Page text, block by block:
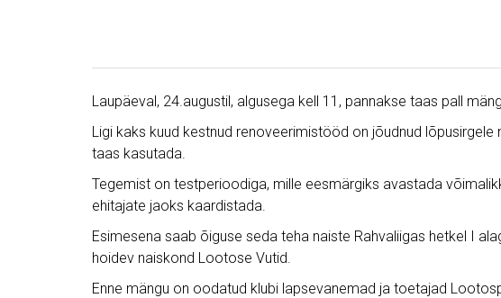
Laupäeval, 24.augustil, algusega kell 11, pannakse taas pall
Ligi kaks kuud kestnud renoveerimistööd on jõudnud lõpusirgele
taas kasutada.
Tegemist on testperioodiga, mille eesmärgiks avastada
ehitajate jaoks kaardistada.
Esimesena saab õiguse seda teha naiste Rahvaliigas hetkel I
hoidev naiskond Lootose Vutid.
Enne mängu on oodatud klubi lapsevanemad ja toetajad